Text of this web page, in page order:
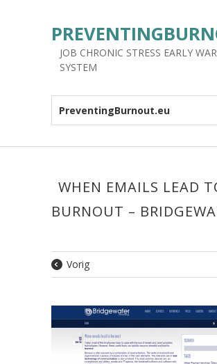
JOB CHRONIC STRESS EARLY
SYSTEM
PreventingBurnout.eu
WHEN EMAILS LEAD
BURNOUT –
Vorig